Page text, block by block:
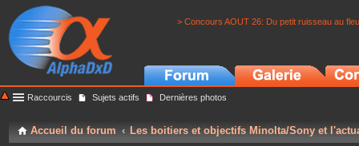
> Concours AOUT 26: Du petit ruisseau au
Raccourcis Sujets actifs Dernières photos
Accueil du forum Les boitiers et objectifs Minolta/Sony et